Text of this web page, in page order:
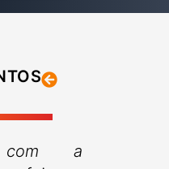
com a